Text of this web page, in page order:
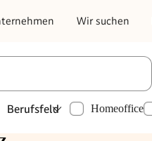
Wir suchen
Berufsfeld Homeoffice